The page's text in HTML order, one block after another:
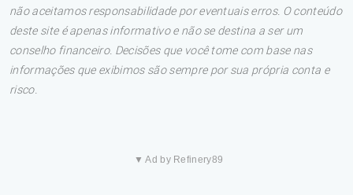
não aceitamos responsabilidade por eventuais erros. O conteúdo
deste site é apenas informativo e não se destina a ser um
conselho financeiro. Decisões que você tome com base nas
informações que exibimos são sempre por sua própria conta e
risco.
▼ Ad by Refinery89